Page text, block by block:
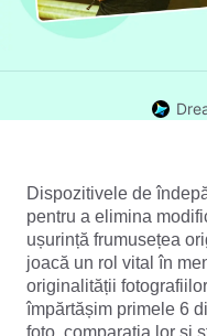
Dispozitivele de
pentru a elimina
ușurință frumusețea
joacă un rol vital în
originalității
împărtășim primele 6
foto, comparația lor și